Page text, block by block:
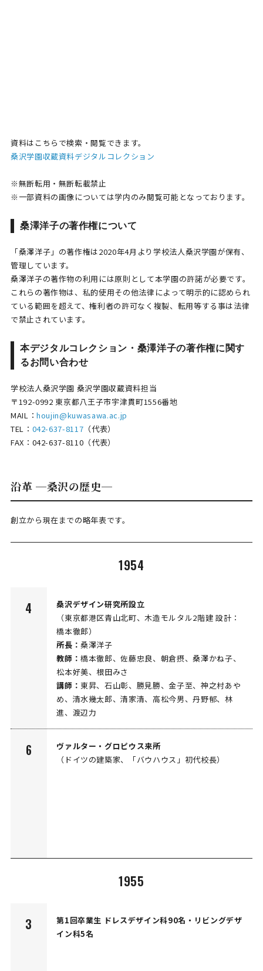
資料はこちらで検索・閲覧できます。
桑沢学園収蔵資料デジタルコレクション
※無断転用・無断転載禁止
※一部資料の画像については学内のみ閲覧可能となっております。
桑澤洋子の著作権について
「桑澤洋子」の著作権は2020年4月より学校法人桑沢学園が保有、
管理しています。
桑澤洋子の著作物の利用には原則として本学園の許諾が必要です。
これらの著作物は、私的使用その他法律によって明示的に認められ
ている範囲を超えて、権利者の許可なく複製、転用等する事は法律
で禁止されています。
本デジタルコレクション・桑澤洋子の著作権に関す
るお問い合わせ
学校法人桑沢学園 桑沢学園収蔵資料担当
〒192-0992 東京都八王子市宇津貫町1556番地
MAIL：houjin@kuwasawa.ac.jp
TEL： 042-637-8117 （代表）
FAX：042-637-8110（代表）
沿革 ─桑沢の歴史─
創立から現在までの略年表です。
1954
4
桑沢デザイン研究所設立
（東京都港区青山北町、木造モルタル2階建 設計：
橋本徹郎）
所長：桑澤洋子
教師：橋本徹郎、佐藤忠良、朝倉摂、桑澤かね子、
松本好美、根田みさ
講師： 東昇、石山彰、勝見勝、金子至、神之村あや
め、清水幾太郎、清家清、高松今男、丹野郁、林
進、渡辺力
6
ヴァルター・グロピウス来所
（ドイツの建築家、「バウハウス」初代校長）
1955
3
第1回卒業生 ドレスデザイン科90名・リビングデザ
イン科5名